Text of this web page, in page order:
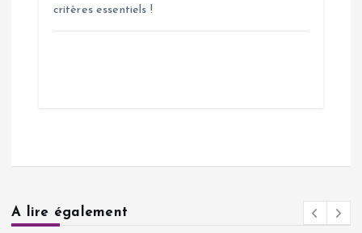
critères essentiels !
A lire également